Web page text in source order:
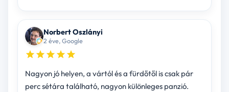
Norbert Oszlányi
2 éve, Google
Nagyon jó helyen, a vártól és a fürdőtől is csak pár
perc sétára található, nagyon különleges panzió.